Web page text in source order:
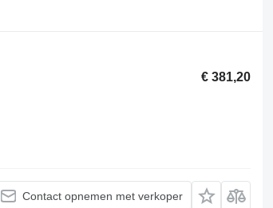
€ 381,20
Contact opnemen met verkoper